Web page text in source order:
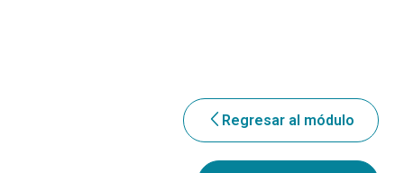
Regresar al módulo